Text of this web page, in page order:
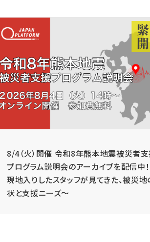
8/4（火）開催 令和8年熊本地震被災者
プログラム説明会のアーカイブを配信中
現地入りしたスタッフが見てきた、被災地
状と支援ニーズ～